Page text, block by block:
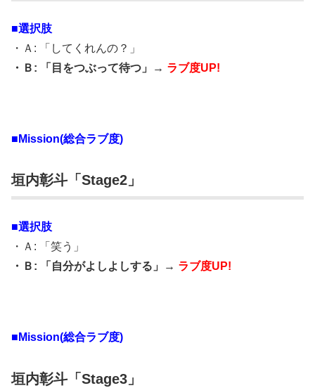
■選択肢
・Ａ: 「してくれんの？」
・Ｂ: 「目をつぶって待つ」→ ラブ度UP!
■Mission(総合ラブ度)
垣内彰斗「Stage2」
■選択肢
・Ａ: 「笑う」
・Ｂ: 「自分がよしよしする」→ ラブ度UP!
■Mission(総合ラブ度)
垣内彰斗「Stage3」